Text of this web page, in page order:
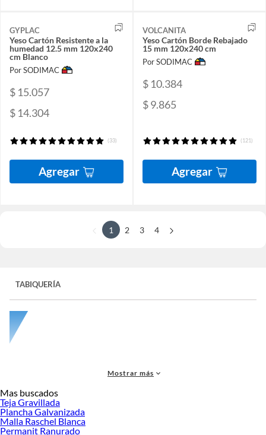
GYPLAC
Yeso Cartón Resistente a la
humedad 12.5 mm 120x240
cm Blanco
Por SODIMAC
$ 15.057
$ 14.304
(33)
Agregar
VOLCANITA
Yeso Cartón Borde Rebajado
15 mm 120x240 cm
Por SODIMAC
$ 10.384
$ 9.865
(121)
Agregar
1 2 3 4
TABIQUERÍA
Cuando se trata de construcción y diseño interior, la elección de los materiales
detabiqueríaes fundamental para la creación de espacios funcionales y
Mostrar más
Mas buscados
Teja Gravillada
Plancha Galvanizada
Malla Raschel Blanca
Permanit Ranurado